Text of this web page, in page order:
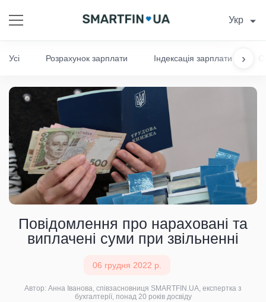
Укр
›
Усі Розрахунок зарплати Індексація зарплати
Повідомлення про нараховані та
виплачені суми при звільненні
06 грудня 2022 р.
Автор: Анна Іванова, співзасновниця SMARTFIN.UA, експертка з
бухгалтерії, понад 20 років досвіду